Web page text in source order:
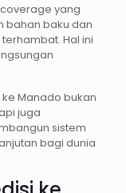
yang
bahan baku dan
Hal ini
Manado bukan
juga
sistem
bagi dunia